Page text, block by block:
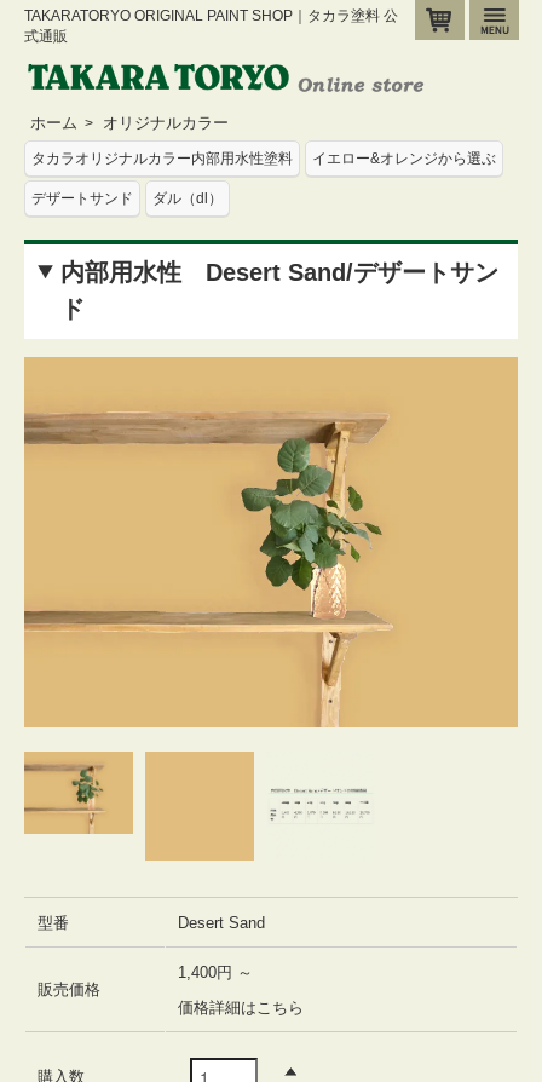
カート
TAKARATORYO ORIGINAL PAINT SHOP｜タカラ塗料 公
式通販
ホーム > オリジナルカラー
タカラオリジナルカラー内部用水性塗料 イエロー&オレンジから選ぶ
デザートサンド ダル（dl）
内部用水性 Desert Sand/デザートサン
ド
型番 Desert Sand
販売価格
1,400円 ～
価格詳細はこちら
購入数